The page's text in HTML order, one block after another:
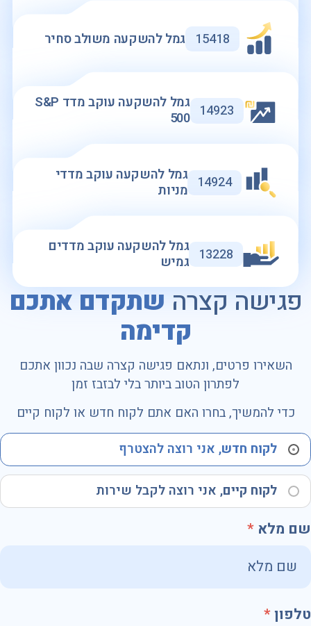
15418 גמל להשקעה משולב סחיר
14923
גמל להשקעה עוקב מדד S&P
500
14924 גמל להשקעה עוקב מדדי
מניות
13228 גמל להשקעה עוקב מדדים
גמיש
פגישה קצרה שתקדם אתכם
קדימה
השאירו פרטים, ונתאם פגישה קצרה שבה נכוון אתכם
לפתרון הטוב ביותר בלי לבזבז זמן
כדי להמשיך, בחרו האם אתם לקוח חדש או לקוח קיים
לקוח חדש, אני רוצה להצטרף
לקוח קיים, אני רוצה לקבל שירות
שם מלא
טלפון